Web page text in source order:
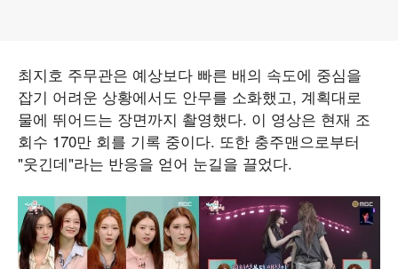
최지호 주무관은 예상보다 빠른 배의 속도에 중심을
잡기 어려운 상황에서도 안무를 소화했고, 계획대로
물에 뛰어드는 장면까지 촬영했다. 이 영상은 현재 조
회수 170만 회를 기록 중이다. 또한 충주맨으로부터
"웃긴데"라는 반응을 얻어 눈길을 끌었다.